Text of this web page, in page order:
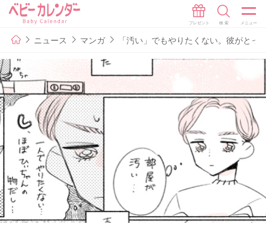
ニュース マンガ 「汚い」でもやりたくない。彼がと